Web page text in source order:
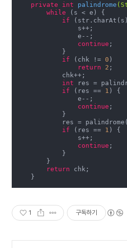
private int palindrome
while (s < e) {
if
                s++;
                e--;
continue ;
            }
if (chk != 0 )
return
2 ;
            chk++;
int res =
if (res == 1 ) {
                e--;
continue ;
            }
res =
if (res == 1 ) {
                s++;
continue ;
            }
        }
return chk;
    }
    }
1 구독하기